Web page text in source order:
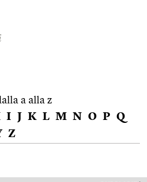
a alla z
I J K L M N O P Q
Z